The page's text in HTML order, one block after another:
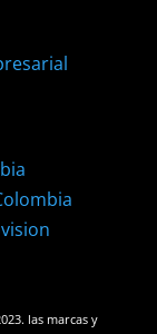
las marcas y